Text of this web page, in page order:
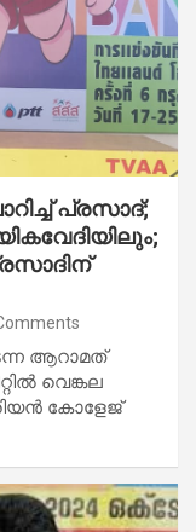
പ്രസാദ്;
ആറാമത്
വെങ്കല
കോളേജ്